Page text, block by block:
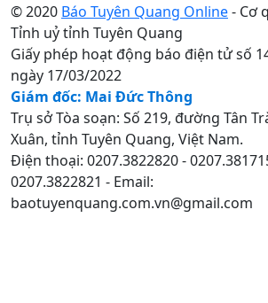
© 2020 Báo Tuyên Quang Online- Cơ
Tỉnh uỷ tỉnh Tuyên Quang
Giấy phép hoạt động báo điện tử số
ngày 17/03/2022
Giám đốc: Mai Đức Thông
Trụ sở Tòa soạn: Số 219, đường Tân
Xuân, tỉnh Tuyên Quang, Việt Nam.
Điện thoại: 0207.3822820 -
0207.3822821 - Email:
baotuyenquang.com.vn@gmail.com